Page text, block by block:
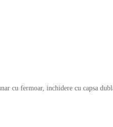
cu fermoar, inchidere cu capsa